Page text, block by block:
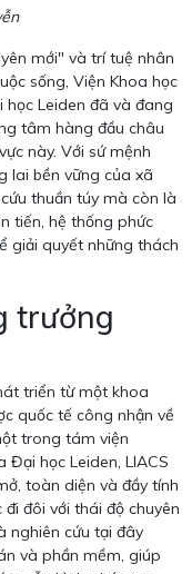
mới" và trí tuệ nhân
sống, Viện Khoa học
học Leiden đã và đang
tâm hàng đầu châu
này. Với sứ mệnh
lai bền vững của xã
thuần túy mà còn là
tiến, hệ thống phức
giải quyết những thách
trưởng
triển từ một khoa
quốc tế công nhận về
trong tám viện
Đại học Leiden, LIACS
toàn diện và đầy tính
đôi với thái độ chuyên
nghiên cứu tại đây
và phần mềm, giúp